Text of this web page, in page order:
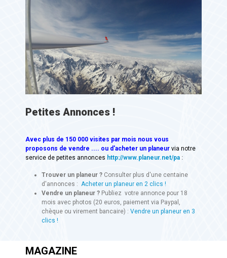
Petites Annonces !
Avec plus de 150 000 visites par mois nous vous
proposons de vendre .... ou d'acheter un planeur via notre
service de petites annonces http://www.planeur.net/pa :
Trouver un planeur ? Consulter plus d'une centaine
d'annonces : Acheter un planeur en 2 clics !
Vendre un planeur ? Publiez votre annonce pour 18
mois avec photos (20 euros, paiement via Paypal,
chèque ou virement bancaire) : Vendre un planeur en 3
clics !
MAGAZINE